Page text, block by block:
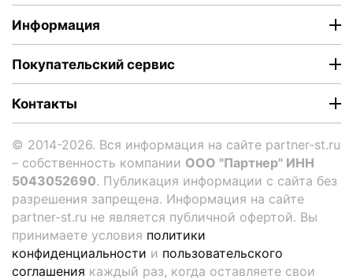
Информация
Покупательский сервис
Контакты
© 2014-2026. Вся информация на сайте partner-st.ru
– собственность компании ООО "Партнер" ИНН
5043052690. Публикация информации с сайта без
разрешения запрещена. Информация на сайте
partner-st.ru не является публичной офертой. Вы
принимаете условия политики
конфиденциальности и пользовательского
соглашения каждый раз, когда оставляете свои